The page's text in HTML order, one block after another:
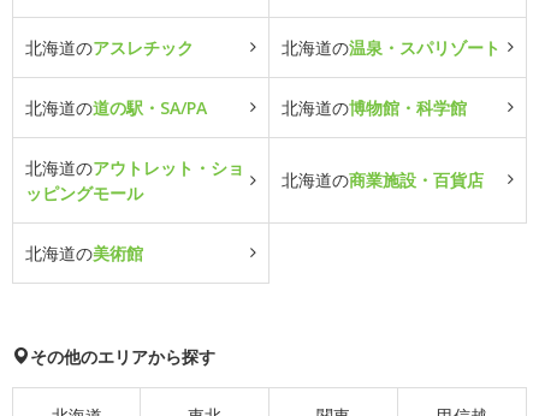
北海道のアスレチック 北海道の温泉・スパリゾート
北海道の道の駅・SA/PA 北海道の博物館・科学館
北海道のアウトレット・ショ
ッピングモール
北海道の商業施設・百貨店
北海道の美術館
その他のエリアから探す